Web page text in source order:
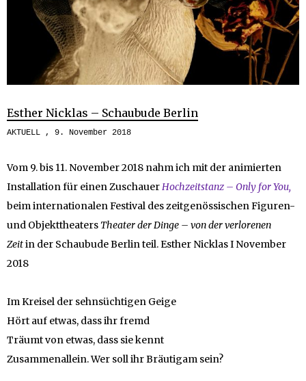
Esther Nicklas – Schaubude Berlin
AKTUELL 9. November 2018
Vom 9. bis 11. November 2018 nahm ich mit der animierten
Installation für einen Zuschauer Hochzeitstanz – Only for You,
beim internationalen Festival des zeitgenössischen Figuren-
und Objekttheaters Theater der Dinge – von der verlorenen
Zeitin der Schaubude Berlin teil. Esther Nicklas I November
2018
Im Kreisel der sehnsüchtigen Geige
Hört auf etwas, dass ihr fremd
Träumt von etwas, dass sie kennt
Zusammenallein. Wer soll ihr Bräutigam sein?